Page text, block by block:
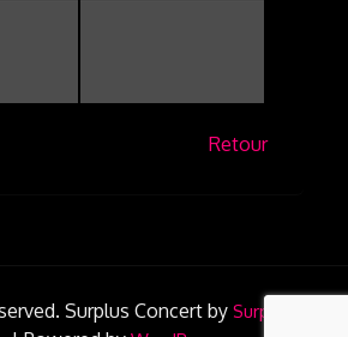
Retour
Surplus Concert by Surplus